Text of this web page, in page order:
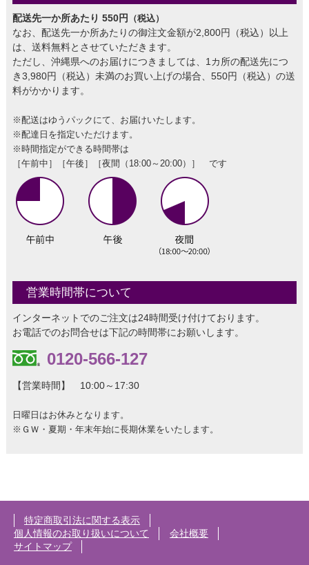
配送先一か所あたり 550円 （税込）
なお、配送先一か所あたりの御注文金額が2,800円（税込）以上
は、送料無料とさせていただきます。
ただし、沖縄県へのお届けにつきましては、1カ所の配送先につ
き3,980円（税込）未満のお買い上げの場合、550円（税込）の送
料がかかります。
※配送はゆうパックにて、お届けいたします。
※配達日を指定いただけます。
※時間指定ができる時間帯は
［午前中］［午後］［夜間（18:00～20:00）］ です
営業時間帯について
インターネットでのご注文は24時間受け付けております。
お電話でのお問合せは下記の時間帯にお願いします。
0120-566-127
【営業時間】 10:00～17:30
日曜日はお休みとなります。
※ＧＷ・夏期・年末年始に長期休業をいたします。
特定商取引法に関する表示
個人情報のお取り扱いについて
会社概要
サイトマップ